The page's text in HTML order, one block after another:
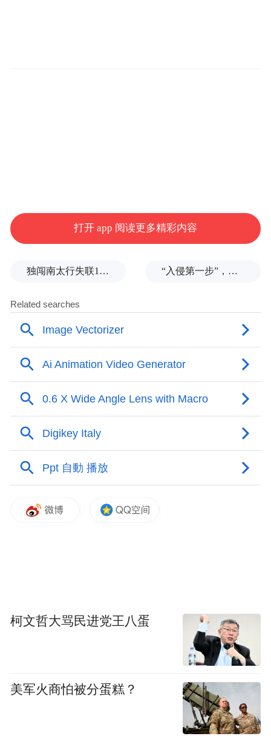
比。这么一比三星还是算方的。
打开 app 阅读更多精彩内容
独闯南太行失联14天的女子已确认遇难，遗体在悬崖被找到 “入侵第一步”，与特朗普关系密切美企被曝强闯格陵兰岛
柯文哲大骂民进党王八蛋
美军火商怕被分蛋糕？